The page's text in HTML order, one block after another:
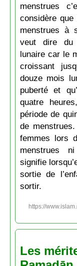
menstrues
considère
menstrues à
veut dire du
lunaire car le
croissant
douze mois
puberté et
quatre
période de
de
femmes lors
menstrues
signifie
sortie de
sortir.
https://
Les